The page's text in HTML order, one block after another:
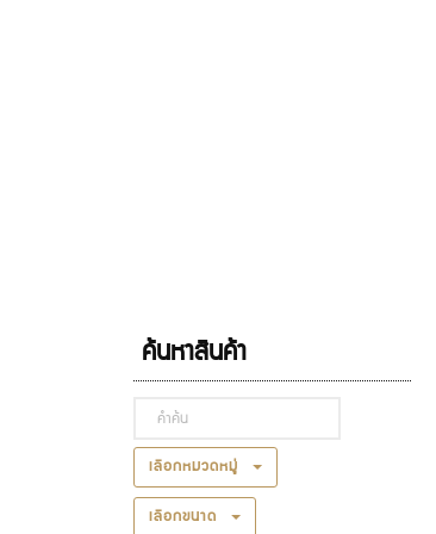
ค้นหาสินค้า
เลือกหมวดหมู่
เลือกขนาด